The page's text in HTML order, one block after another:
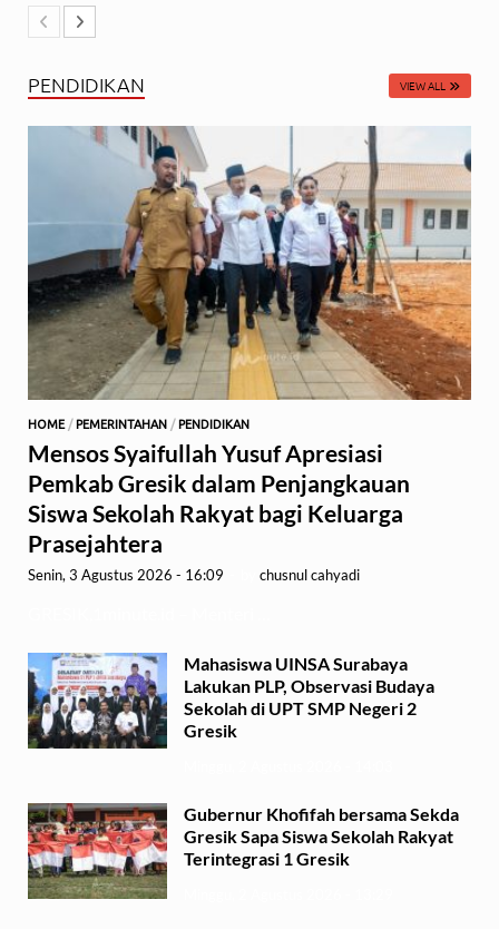
PENDIDIKAN VIEW ALL
HOME / PEMERINTAHAN / PENDIDIKAN
Mensos Syaifullah Yusuf Apresiasi
Pemkab Gresik dalam Penjangkauan
Siswa Sekolah Rakyat bagi Keluarga
Prasejahtera
Senin, 3 Agustus 2026 - 16:09 chusnul cahyadi
Mahasiswa UINSA Surabaya
Lakukan PLP, Observasi Budaya
Sekolah di UPT SMP Negeri 2
Gresik
Gubernur Khofifah bersama Sekda
Gresik Sapa Siswa Sekolah Rakyat
Terintegrasi 1 Gresik